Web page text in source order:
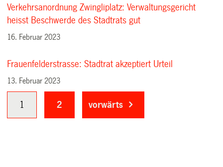
Verkehrsanordnung Zwingliplatz: Verwaltungsgericht
heisst Beschwerde des Stadtrats gut
16. Februar 2023
Frauenfelderstrasse: Stadtrat akzeptiert Urteil
13. Februar 2023
1 2 vorwärts